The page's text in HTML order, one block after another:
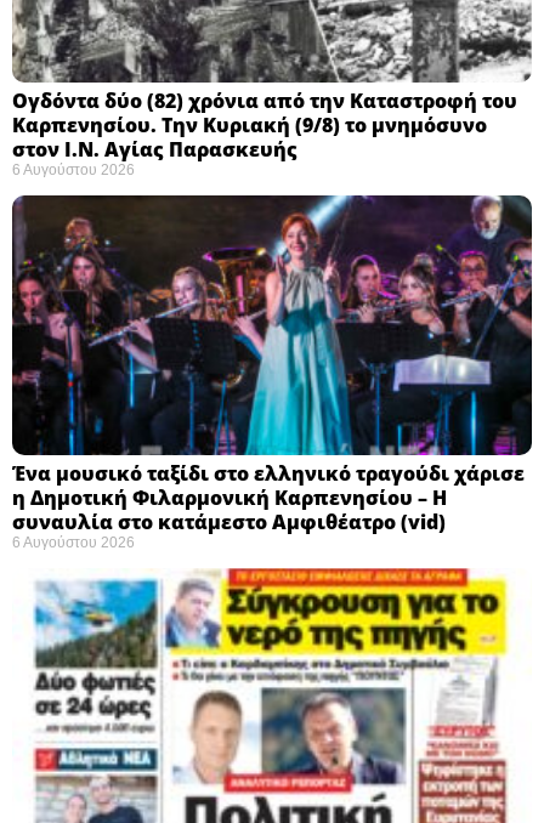
Ογδόντα δύο (82) χρόνια από την Καταστροφή του
Καρπενησίου. Την Κυριακή (9/8) το μνημόσυνο
στον Ι.Ν. Αγίας Παρασκευής
6 Αυγούστου 2026
Ένα μουσικό ταξίδι στο ελληνικό τραγούδι χάρισε
η Δημοτική Φιλαρμονική Καρπενησίου – Η
συναυλία στο κατάμεστο Αμφιθέατρο (vid)
6 Αυγούστου 2026